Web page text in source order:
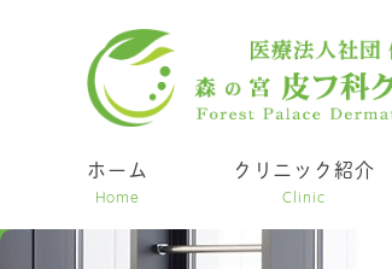
ホーム
Home
クリニック紹介
Clinic